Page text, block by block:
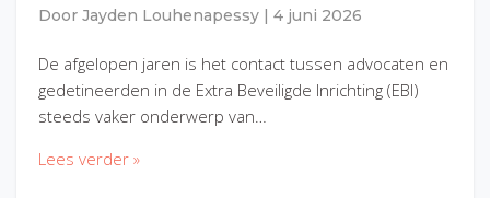
Door Jayden Louhenapessy 4 juni 2026
De afgelopen jaren is het contact tussen advocaten en
gedetineerden in de Extra Beveiligde Inrichting (EBI)
steeds vaker onderwerp van…
Lees verder »